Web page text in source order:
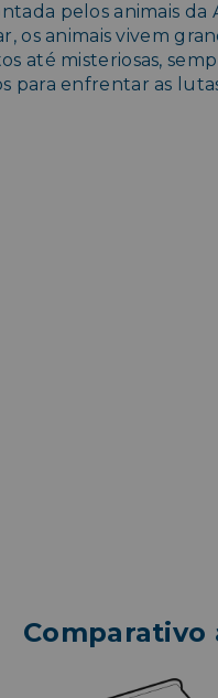
pelos animais da
os animais vivem
até misteriosas,
para enfrentar as